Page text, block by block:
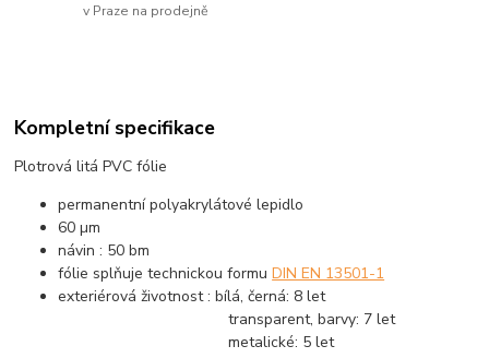
v Praze na prodejně
Kompletní specifikace
Plotrová litá PVC fólie
permanentní polyakrylátové lepidlo
60 µm
návin : 50 bm
fólie splňuje technickou formuDIN EN 13501-1
exteriérová životnost : bílá, černá: 8 let
transparent, barvy: 7 let
metalické: 5 let